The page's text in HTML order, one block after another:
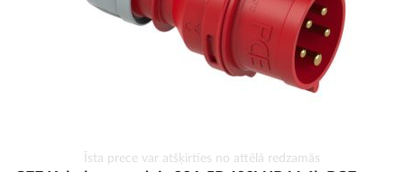
Īsta prece var atšķirties no attēlā redzamās